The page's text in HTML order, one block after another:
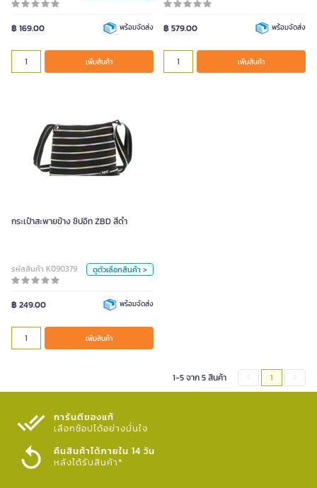
฿ 169.00 พร้อมจัดส่ง
เพิ่มสินค้า
หน่วย ฿ 579.00 พร้อมจัดส่ง
เพิ่มสินค้า
กระเป๋าสะพายข้าง ซิปอิท ZBD สีดำ
รหัสสินค้า K090379 ดูตัวเลือกสินค้า >
฿ 249.00 พร้อมจัดส่ง
เพิ่มสินค้า
กระเป๋าสะพายข้าง ซิปอิท ZBD สีดำ
ชมพู
ฟ้า
ใบ
1-5 จาก 5 สินค้า 1
การันตีของแท้
เลือกช้อปได้อย่างมั่นใจ​
คืนสินค้าได้ภายใน 14 วัน
หลังได้รับสินค้า*